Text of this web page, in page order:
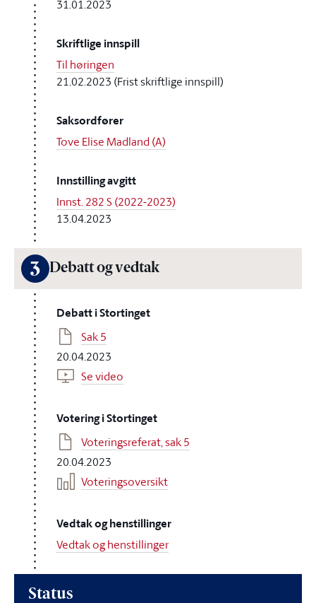
31.01.2023
Skriftlige innspill
Til høringen
21.02.2023 (Frist skriftlige innspill)
Saksordfører
Tove Elise Madland (A)
Innstilling avgitt
Innst. 282 S (2022-2023)
13.04.2023
3 Debatt og vedtak
Debatt i Stortinget
Sak 5
20.04.2023
Se video
Votering i Stortinget
Voteringsreferat, sak 5
20.04.2023
Voteringsoversikt
Vedtak og henstillinger
Vedtak og henstillinger
Status